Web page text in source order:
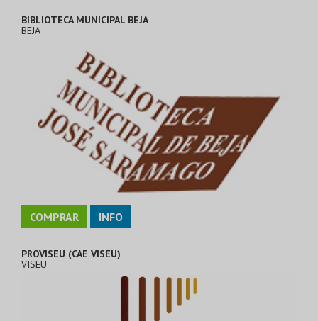
BIBLIOTECA MUNICIPAL BEJA
BEJA
COMPRAR INFO
PROVISEU (CAE VISEU)
VISEU